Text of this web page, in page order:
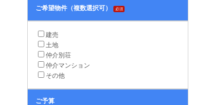
ご希望物件（複数選択可） 必須
建売
土地
仲介別荘
仲介マンション
その他
ご予算